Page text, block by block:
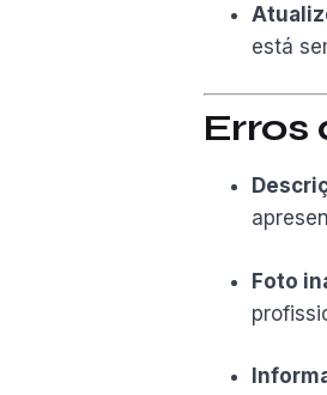
está
Erros
Foto